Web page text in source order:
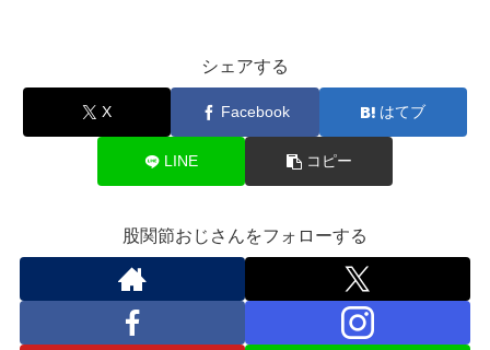
シェアする
X Facebook はてブ
LINE コピー
股関節おじさんをフォローする